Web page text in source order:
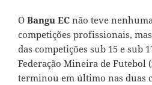
O Bangu EC não teve
competições profissionais,
das competições sub 15 e sub
Federação Mineira de
terminou em último nas duas